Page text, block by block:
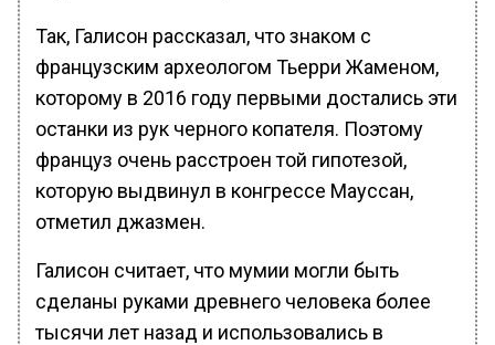
Так, Галисон рассказал, что знаком с
французским археологом Тьерри Жаменом,
которому в 2016 году первыми достались эти
останки из рук черного копателя. Поэтому
француз очень расстроен той гипотезой,
которую выдвинул в конгрессе Мауссан,
отметил джазмен.
Галисон считает, что мумии могли быть
сделаны руками древнего человека более
тысячи лет назад и использовались в